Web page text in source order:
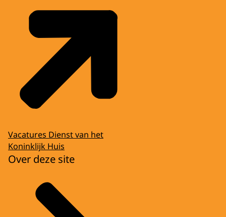
Vacatures Dienst van het
Koninklijk Huis
Over deze site